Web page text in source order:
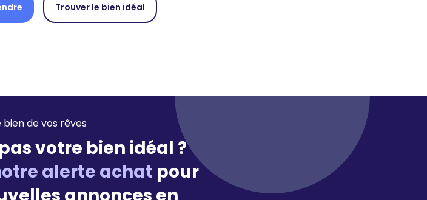
Trouver le bien idéal
bien de vos rêves
votre bien idéal ?
alerte achat pour
annonces en